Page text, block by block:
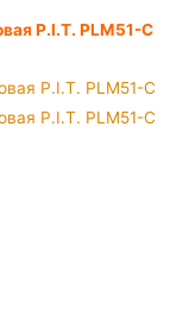
P.I.T. PLM51-C